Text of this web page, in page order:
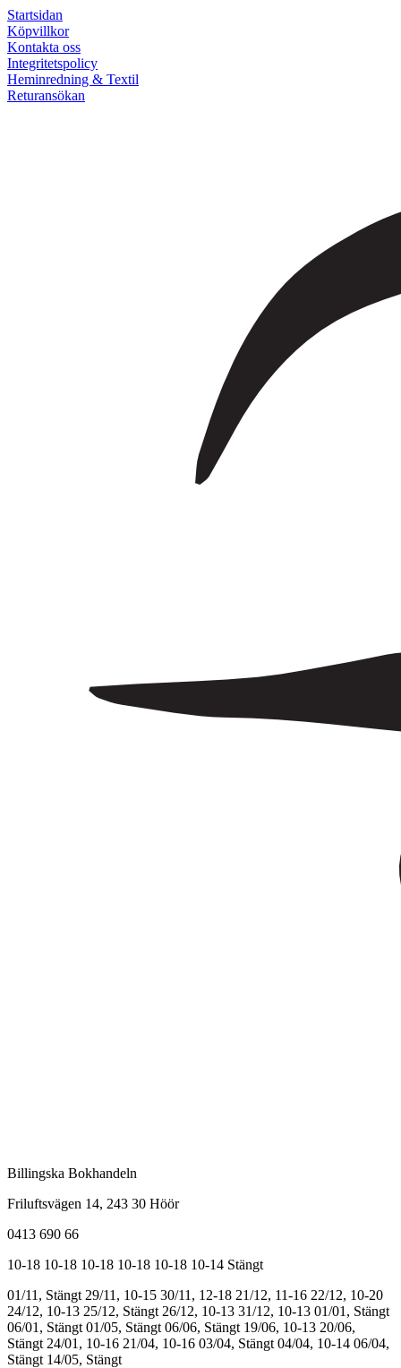
Startsidan
Köpvillkor
Kontakta oss
Integritetspolicy
Heminredning & Textil
Returansökan
Billingska Bokhandeln
Friluftsvägen 14, 243 30 Höör
0413 690 66
10-18 10-18 10-18 10-18 10-18 10-14 Stängt
01/11, Stängt 29/11, 10-15 30/11, 12-18 21/12, 11-16 22/12, 10-20
24/12, 10-13 25/12, Stängt 26/12, 10-13 31/12, 10-13 01/01, Stängt
06/01, Stängt 01/05, Stängt 06/06, Stängt 19/06, 10-13 20/06,
Stängt 24/01, 10-16 21/04, 10-16 03/04, Stängt 04/04, 10-14 06/04,
Stängt 14/05, Stängt